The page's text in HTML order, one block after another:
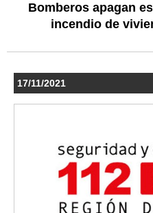
Bomberos apagan
incendio de
17/11/2021